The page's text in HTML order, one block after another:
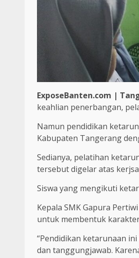
ExposeBanten.com |
keahlian penerbangan,
Namun pendidikan
Kabupaten Tangerang
Sedianya, pelatihan
tersebut digelar atas
Siswa yang mengikuti
Kepala SMK Gapura
untuk membentuk
“Pendidikan ketarunaan
dan tanggungjawab.